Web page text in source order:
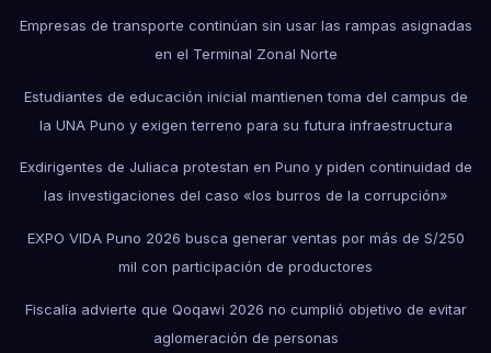
Empresas de transporte continúan sin usar las rampas asignadas
en el Terminal Zonal Norte
Estudiantes de educación inicial mantienen toma del campus de
la UNA Puno y exigen terreno para su futura infraestructura
Exdirigentes de Juliaca protestan en Puno y piden continuidad de
las investigaciones del caso «los burros de la corrupción»
EXPO VIDA Puno 2026 busca generar ventas por más de S/250
mil con participación de productores
Fiscalía advierte que Qoqawi 2026 no cumplió objetivo de evitar
aglomeración de personas